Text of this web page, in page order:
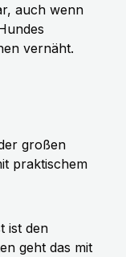
auch wenn
vernäht.
großen
praktischem
ist den
geht das mit